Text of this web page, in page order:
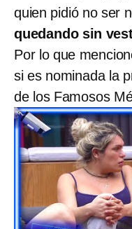
quien pidió no ser
quedando sin
Por lo que
si es nominada la
de los Famosos